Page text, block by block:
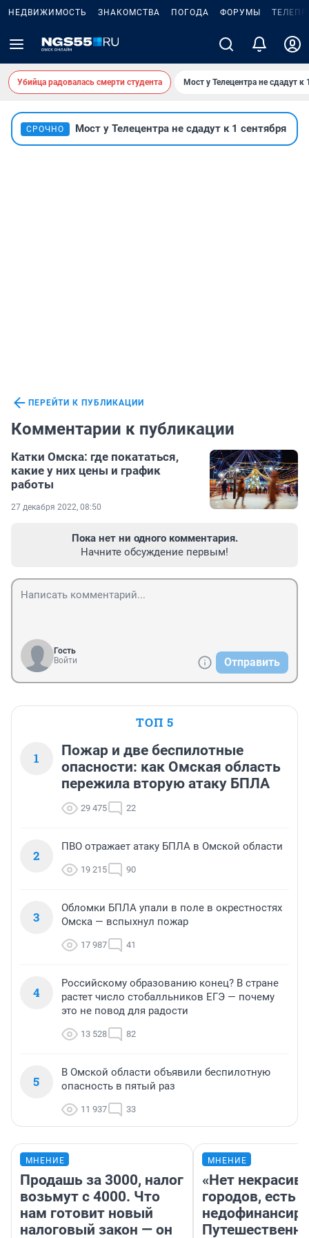
НЕДВИЖИМОСТЬ ЗНАКОМСТВА ПОГОДА ФОРУМЫ
Убийца радовалась смерти студента Мост у Телецентра не сдадут к
СРОЧНО Мост у Телецентра не сдадут к 1 сентября
ПЕРЕЙТИ К ПУБЛИКАЦИИ
Комментарии к публикации
Катки Омска: где покататься,
какие у них цены и график
работы
27 декабря 2022, 08:50
Пока нет ни одного комментария.
Начните обсуждение первым!
Гость
Войти
Отправить
ТОП 5
1
Пожар и две беспилотные
опасности: как Омская область
пережила вторую атаку БПЛА
29 475 22
2
ПВО отражает атаку БПЛА в Омской области
19 215 90
3
Обломки БПЛА упали в поле в окрестностях
Омска — вспыхнул пожар
17 987 41
4
Российскому образованию конец? В стране
растет число стобалльников ЕГЭ — почему
это не повод для радости
13 528 82
5
В Омской области объявили беспилотную
опасность в пятый раз
11 937 33
МНЕНИЕ
Продашь за 3000, налог
возьмут с 4000. Что
нам готовит новый
налоговый закон — он
МНЕНИЕ
«Нет
городов, есть